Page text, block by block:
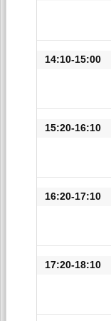
14:10-15:00
15:20-16:10
16:20-17:10
17:20-18:10